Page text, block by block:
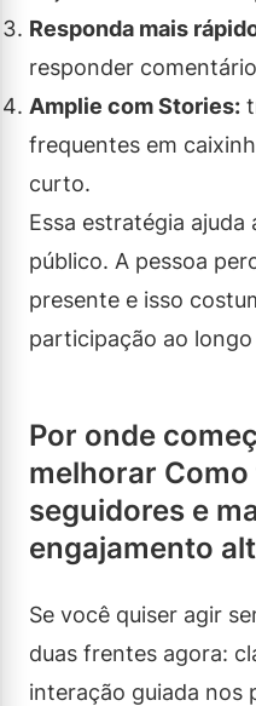
Responda mais
responder
Amplie com Stories:
frequentes em
curto.
Essa estratégia
público. A pessoa
presente e isso
participação ao longo
Por onde
melhorar
seguidores e
engajamento
Se você quiser agir
duas frentes agora:
interação guiada nos